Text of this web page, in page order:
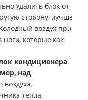
удалить блок от
сторону, лучше
воздух при
ноги, которые как
кондиционера
над
воздуха,
тепла,